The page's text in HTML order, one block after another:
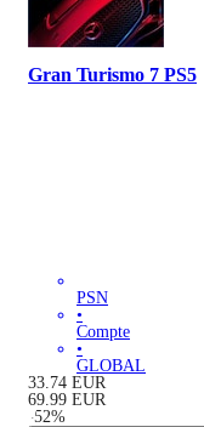
Gran Turismo 7 PS5
PSN
•
Compte
•
GLOBAL
33.74 EUR
69.99 EUR
-52%